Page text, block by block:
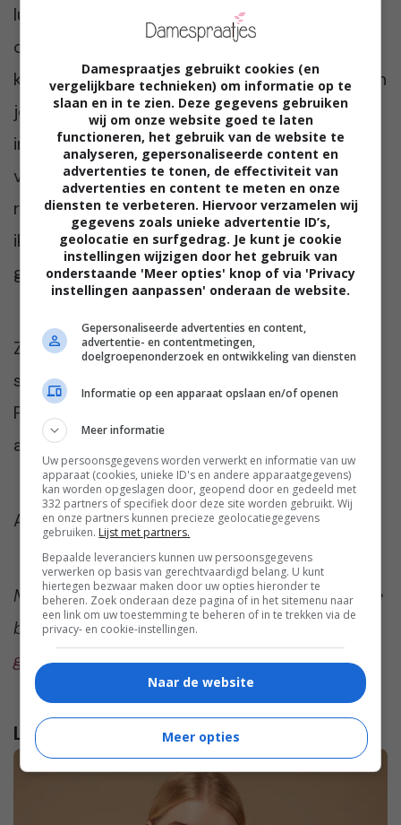
luxere afwerking hebben, net wat
comfortabeler zijn en dus ook wat
kostbaarder. Een stacaravan is voordeliger en
je hoeft zelf niet na te denken over een
indeling, ook dat ervaren veel mensen als
voordelen. Zet voor jezelf je wensen op een
rijtje en maak een keuze. En wat je ook kiest;
ik weet zeker dat je er ongelofelijk van gaat
genieten!
Zie jij jezelf deze zomer ook wel in een
stacaravan of chalet? Ik ben heel benieuwd.
Praat met ons mee in de reacties onder dit
artikel. Vinden we gezellig 🙂
Afbeelding:Jed OwenviaUnsplash
Meer te weten komen over de iconen in onze
bovenste afbeelding?We vertellen je er
graag alles over!
Lees verder...
Damespraatjes gebruikt cookies (en
vergelijkbare technieken) om informatie op te
slaan en in te zien. Deze gegevens gebruiken
wij om onze website goed te laten
functioneren, het gebruik van de website te
analyseren, gepersonaliseerde content en
advertenties te tonen, de effectiviteit van
advertenties en content te meten en onze
diensten te verbeteren. Hiervoor verzamelen wij
gegevens zoals unieke advertentie ID’s,
geolocatie en surfgedrag. Je kunt je cookie
instellingen wijzigen door het gebruik van
onderstaande 'Meer opties' knop of via 'Privacy
instellingen aanpassen' onderaan de website.
Gepersonaliseerde advertenties en content,
advertentie- en contentmetingen,
doelgroepenonderzoek en ontwikkeling van diensten
Informatie op een apparaat opslaan en/of openen
Meer informatie
Uw persoonsgegevens worden verwerkt en informatie van uw
apparaat (cookies, unieke ID's en andere apparaatgegevens)
kan worden opgeslagen door, geopend door en gedeeld met
332 partners of specifiek door deze site worden gebruikt. Wij
en onze partners kunnen precieze geolocatiegegevens
gebruiken. Lijst met partners.
Bepaalde leveranciers kunnen uw persoonsgegevens
verwerken op basis van gerechtvaardigd belang. U kunt
hiertegen bezwaar maken door uw opties hieronder te
beheren. Zoek onderaan deze pagina of in het sitemenu naar
een link om uw toestemming te beheren of in te trekken via de
privacy- en cookie-instellingen.
Naar de website
Meer opties